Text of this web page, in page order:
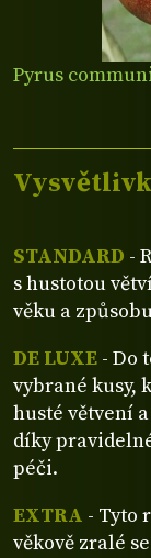
Pyrus
STANDARD -
s hustotou
věku a
DE LUXE - Do
vybrané kusy,
husté větvení
díky
péči.
EXTRA - Tyto
věkově zralé